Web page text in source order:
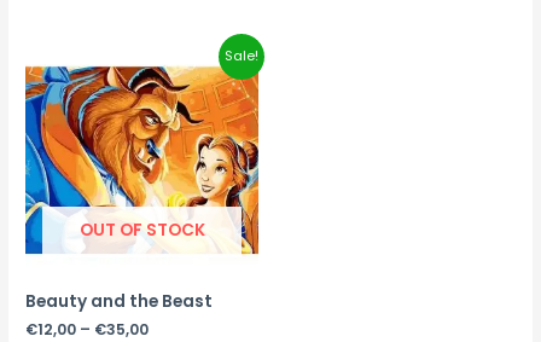
Sale!
OUT OF STOCK
Beauty and the Beast
€12,00 – €35,00
range:
€12,00
through
€35,00